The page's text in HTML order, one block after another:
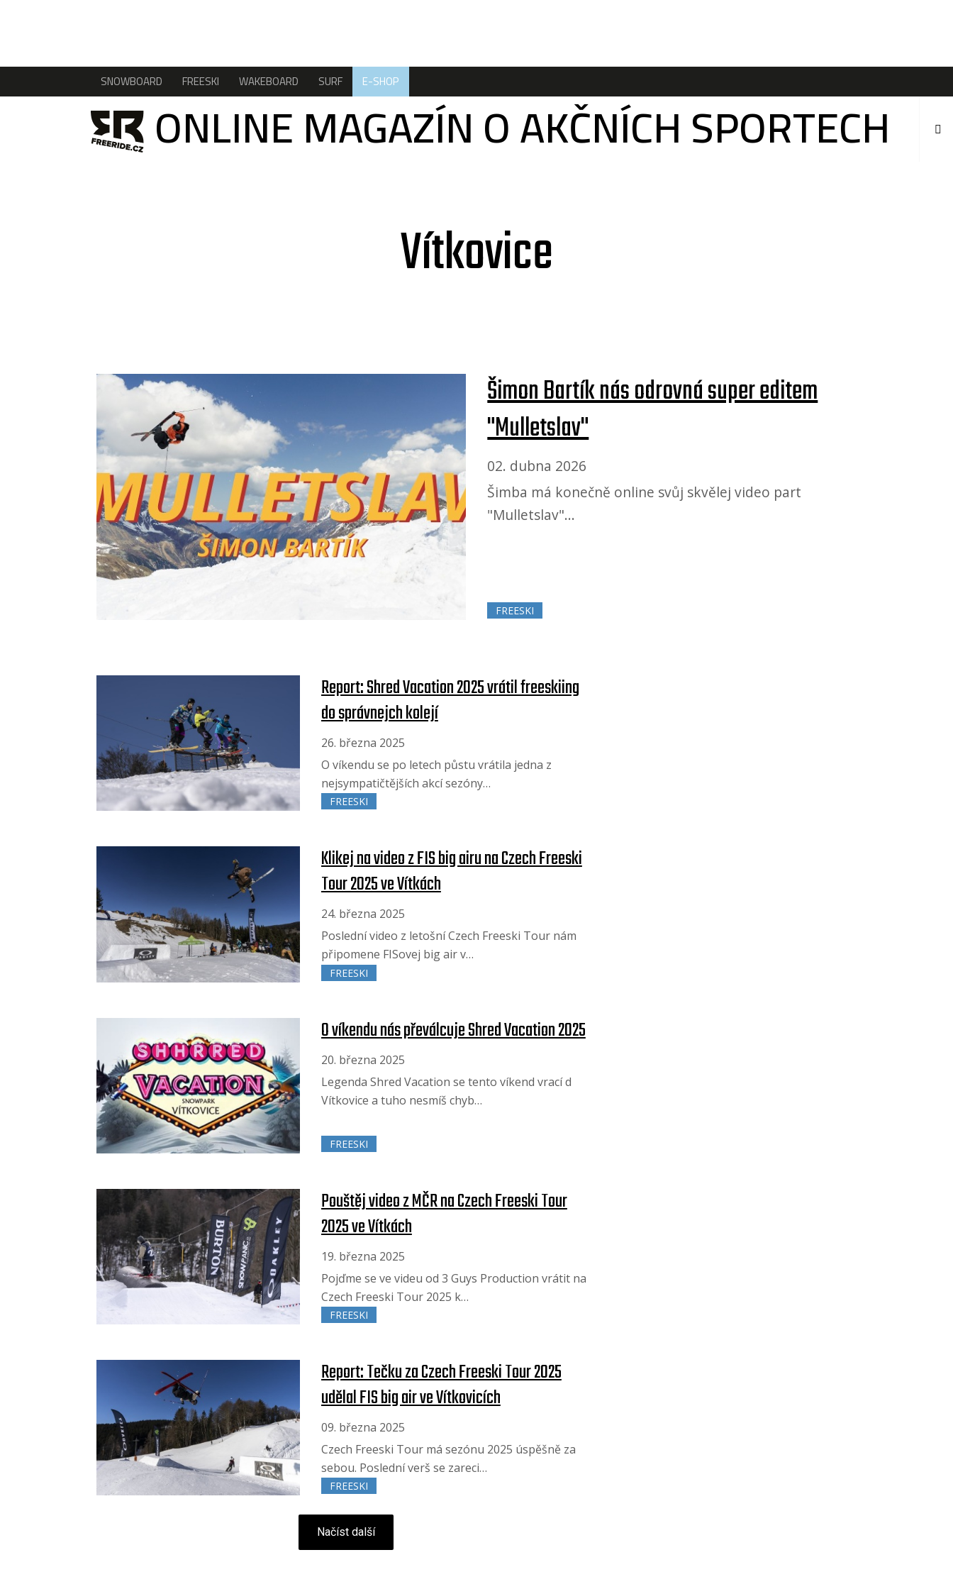
SNOWBOARD FREESKI WAKEBOARD SURF E-SHOP
ONLINE MAGAZÍN O AKČNÍCH SPORTECH
Vítkovice
Šimon Bartík nás odrovná super editem
"Mulletslav"
02. dubna 2026
Šimba má konečně online svůj skvělej video part
"Mulletslav"...
FREESKI
Report: Shred Vacation 2025 vrátil freeskiing
do správnejch kolejí
26. března 2025
O víkendu se po letech půstu vrátila jedna z
nejsympatičtějších akcí sezóny…
FREESKI
Klikej na video z FIS big airu na Czech Freeski
Tour 2025 ve Vítkách
24. března 2025
Poslední video z letošní Czech Freeski Tour nám
připomene FISovej big air v…
FREESKI
O víkendu nás převálcuje Shred Vacation 2025
20. března 2025
Legenda Shred Vacation se tento víkend vrací d
Vítkovice a tuho nesmíš chyb…
FREESKI
Pouštěj video z MČR na Czech Freeski Tour
2025 ve Vítkách
19. března 2025
Pojďme se ve videu od 3 Guys Production vrátit na
Czech Freeski Tour 2025 k…
FREESKI
Report: Tečku za Czech Freeski Tour 2025
udělal FIS big air ve Vítkovicích
09. března 2025
Czech Freeski Tour má sezónu 2025 úspěšně za
sebou. Poslední verš se zareci…
FREESKI
Načíst další